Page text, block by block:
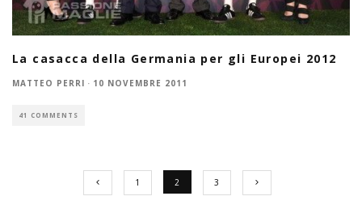
La casacca della Germania per gli Europei 2012
MATTEO PERRI · 10 NOVEMBRE 2011
41 COMMENTS
1 2 3